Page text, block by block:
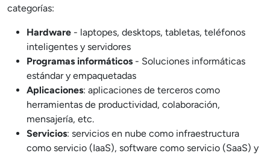
categorías:
Hardware - laptopes, desktops, tabletas, teléfonos
inteligentes y servidores
Programas informáticos - Soluciones informáticas
estándar y empaquetadas
Aplicaciones: aplicaciones de terceros como
herramientas de productividad, colaboración,
mensajería, etc.
Servicios: servicios en nube como infraestructura
como servicio (IaaS), software como servicio (SaaS) y